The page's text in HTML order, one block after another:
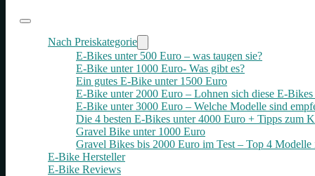
Nach Preiskategorie
E-Bikes unter 500 Euro – was taugen sie?
E-Bike unter 1000 Euro- Was gibt es?
Ein gutes E-Bike unter 1500 Euro
E-Bike unter 2000 Euro – Lohnen sich diese E-
E-Bike unter 3000 Euro – Welche Modelle sind
Die 4 besten E‑Bikes unter 4000 Euro + Tipps zum
Gravel Bike unter 1000 Euro
Gravel Bikes bis 2000 Euro im Test – Top 4 Modelle
E-Bike Hersteller
E-Bike Reviews